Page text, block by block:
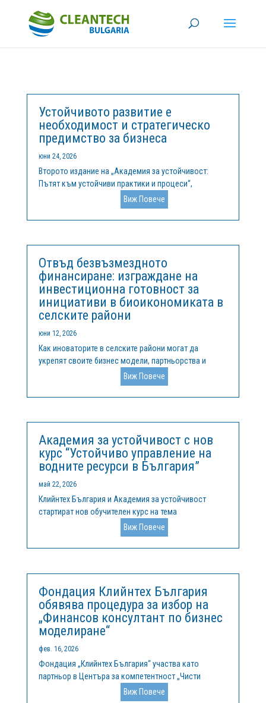
Устойчивото развитие е
необходимост и стратегическо
предимство за бизнеса
юни 24, 2026
Второто издание на „Академия за устойчивост:
Пътят към устойчиви практики и процеси“,
организирано от ОББ и Клийнтех България, се
проведе на 11 юни 2026 г. в Експозиционен център
Флора Бургас. Събитието събра на едно място
Виж Повече
Отвъд безвъзмездното
финансиране: изграждане на
инвестиционна готовност за
инициативи в биоикономиката в
селските райони
юни 12, 2026
Как иноваторите в селските райони могат да
укрепят своите бизнес модели, партньорства и
възможности за растеж, за да получат достъп до
европейско финансиране и частни инвестицииВ
цяла Европа селските райони все по-често се
Виж Повече
Академия за устойчивост с нов
курс “Устойчиво управление на
водните ресурси в България”
май 22, 2026
Клийнтех България и Академия за устойчивост
стартират нов обучителен курс на тема
„Устойчивото управление на водните ресурси в
България“. Основните теми, които са включени в
него, са свързани с предизвикателствата пред
Виж Повече
Фондация Клийнтех България
обявява процедура за избор на
„Финансов консултант по бизнес
моделиране“
фев. 16, 2026
Фондация „Клийнтех България“ участва като
партньор в Центъра за компетентност „Чисти
технологии за устойчива околна среда – води,
отпадъци, енергия за кръгова икономика“,
Виж Повече